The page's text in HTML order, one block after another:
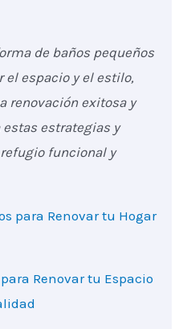
de baños pequeños
espacio y el estilo,
renovación exitosa y
estrategias y
funcional y
para Renovar tu Hogar
Renovar tu Espacio